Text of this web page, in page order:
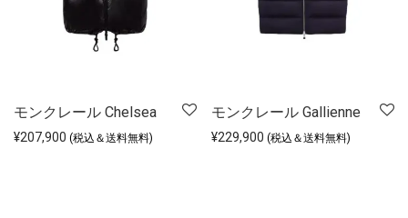
モンクレール Chelsea
¥207,900 (税込＆送料無料)
モンクレール Gallienne
¥229,900 (税込＆送料無料)